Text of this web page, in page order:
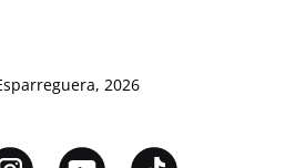
2026